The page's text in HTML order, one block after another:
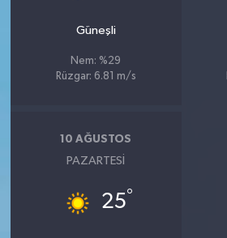
Güneşli
Nem: %29
Rüzgar: 6.81 m/s
10 AĞUSTOS
PAZARTESI
25°